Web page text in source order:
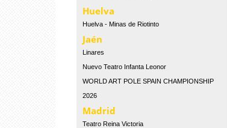
Huelva
Huelva - Minas de Riotinto
Jaén
Linares
Nuevo Teatro Infanta Leonor
WORLD ART POLE SPAIN CHAMPIONSHIP
2026
Madrid
Teatro Reina Victoria